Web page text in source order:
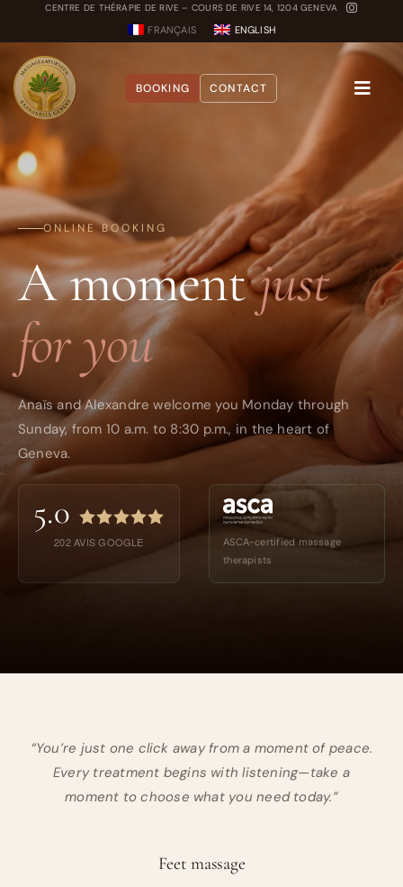
content
CENTRE DE THÉRAPIE DE RIVE – COURS DE RIVE 14, 1204 GENEVA
FRANÇAIS ENGLISH
Toggle
About
Treatments
Blog
BOOKING CONTACT
ONLINE BOOKING
A momentjust
for you
Anaïs and Alexandre welcome you Monday through
Sunday, from 10 a.m. to 8:30 p.m., in the heart of
Geneva.
5.0
202AVIS GOOGLE
ASCA-certified massage
therapists
“You’re just one click away from a moment of peace.
Every treatment begins with listening—take a
moment to choose what you need today.”
Feet massage